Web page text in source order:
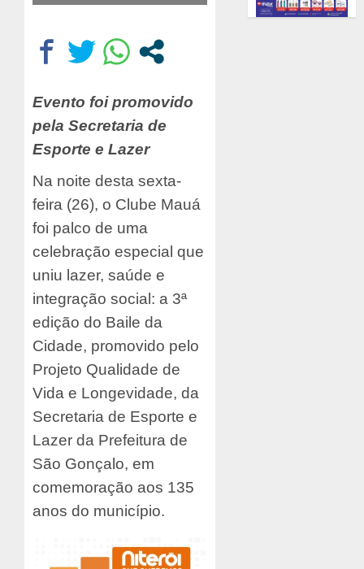
Evento foi promovido
pela Secretaria de
Esporte e Lazer
Na noite desta sexta-
feira (26), o Clube Mauá
foi palco de uma
celebração especial que
uniu lazer, saúde e
integração social: a 3ª
edição do Baile da
Cidade, promovido pelo
Projeto Qualidade de
Vida e Longevidade, da
Secretaria de Esporte e
Lazer da Prefeitura de
São Gonçalo, em
comemoração aos 135
anos do município.